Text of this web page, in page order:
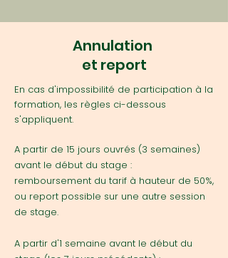
Annulation
et report
En cas d'impossibilité de participation à la
formation, les règles ci-dessous
s'appliquent.
A partir de 15 jours ouvrés (3 semaines)
avant le début du stage :
remboursement du tarif à hauteur de 50%,
ou report possible sur une autre session
de stage.
A partir d'1 semaine avant le début du